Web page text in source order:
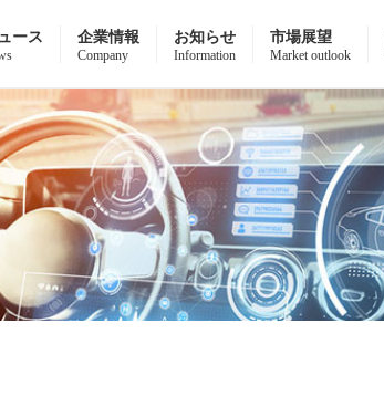
ース 企業情報
Company
お知らせ
Information
市場展望
Market outlook